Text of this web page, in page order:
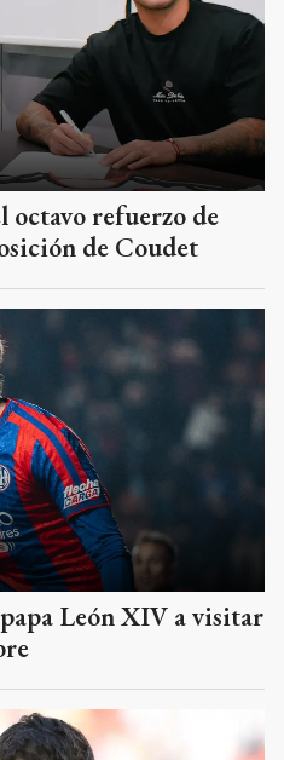
octavo refuerzo de
de Coudet
León XIV a visitar